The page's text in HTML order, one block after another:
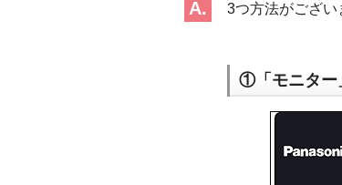
3つ方法がござい
①「モニター